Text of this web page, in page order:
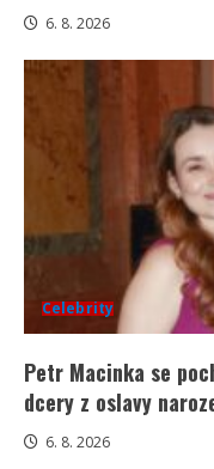
6. 8. 2026
Celebrity
Petr Macinka se
dcery z oslavy
6. 8. 2026